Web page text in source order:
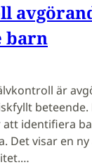
barn
är
beteende.
att identifiera
Det visar en